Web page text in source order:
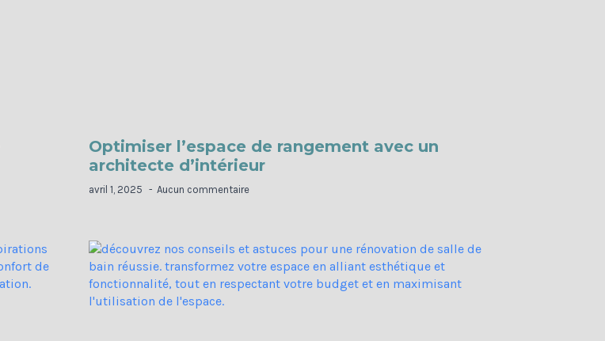
Optimiser l’espace de rangement avec un
architecte d’intérieur
avril 1, 2025 Aucun commentaire